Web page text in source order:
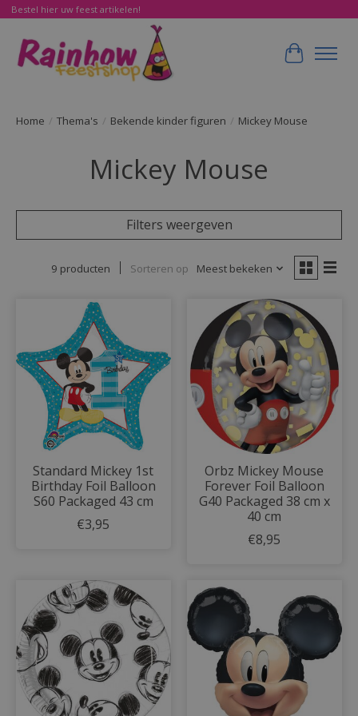
Bestel hier uw feest artikelen!
Home / Thema's / Bekende kinder figuren / Mickey Mouse
Mickey Mouse
Filters weergeven
9 producten Sorteren op Meest bekeken
Standard Mickey 1st
Birthday Foil Balloon
S60 Packaged 43 cm
€3,95
Orbz Mickey Mouse
Forever Foil Balloon
G40 Packaged 38 cm x
40 cm
€8,95